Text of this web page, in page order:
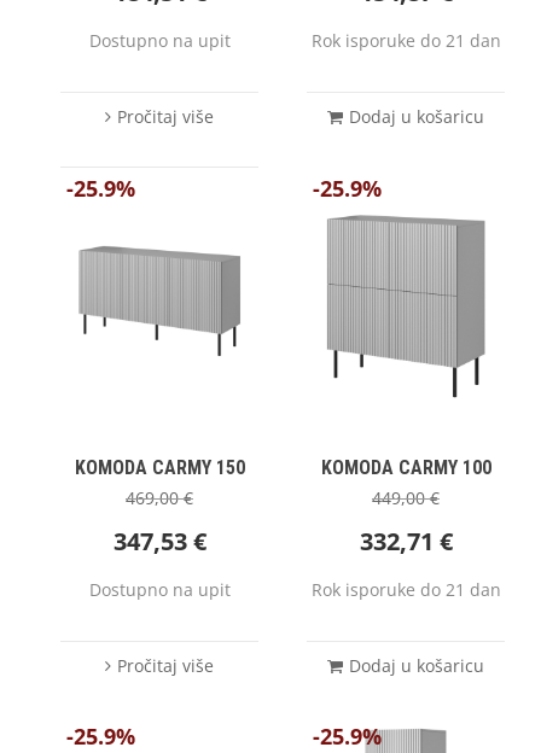
Dostupno na upit
Pročitaj više
Rok isporuke do 21 dan
Dodaj u košaricu
-25.9%
KOMODA CARMY 150
469,00€
347,53€
Dostupno na upit
Pročitaj više
-25.9%
KOMODA CARMY 100
449,00€
332,71 €
Rok isporuke do 21 dan
Dodaj u košaricu
-25.9% -25.9%